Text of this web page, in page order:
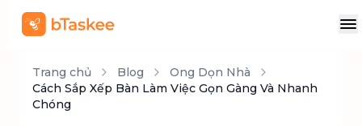
Trang chủ Blog
Ong Dọn Nhà
Cách Sắp Xếp Bàn Làm Việc Gọn Gàng Và Nhanh
Chóng